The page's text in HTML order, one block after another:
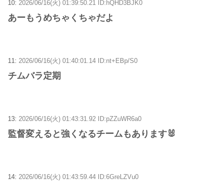
10: 2026/06/16(火) 01:39:50.21 ID:hQHD3BJK0
あーもうめちゃくちゃだよ
11: 2026/06/16(火) 01:40:01.14 ID:nt+EBp/S0
チムバラ定期
13: 2026/06/16(火) 01:43:31.92 ID:pZZuWR6a0
監督変えると強くなるチームもあります🐰
14: 2026/06/16(火) 01:43:59.44 ID:6GreLZVu0